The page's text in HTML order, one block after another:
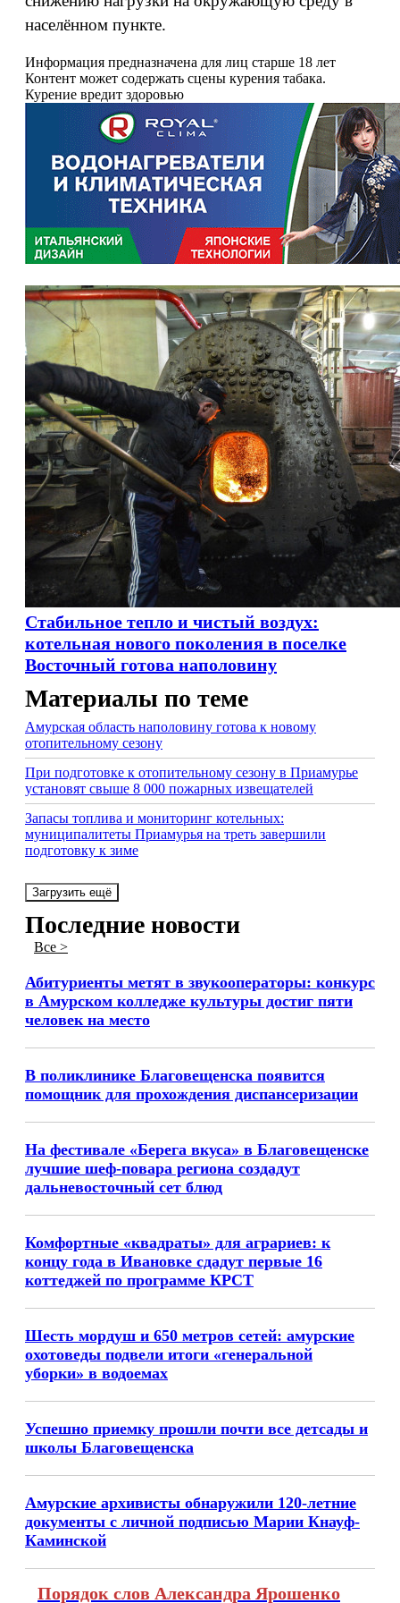
населённом пункте.
Информация предназначена для лиц старше 18 лет
Контент может содержать сцены курения табака.
Курение вредит здоровью
Стабильное тепло и чистый воздух:
котельная нового поколения в поселке
Восточный готова наполовину
Материалы по теме
Амурская область наполовину готова к новому
отопительному сезону
При подготовке к отопительному сезону в Приамурье
установят свыше 8 000 пожарных извещателей
Запасы топлива и мониторинг котельных:
муниципалитеты Приамурья на треть завершили
подготовку к зиме
Загрузить ещё
Последние новости
Все >
Абитуриенты метят в звукооператоры: конкурс
в Амурском колледже культуры достиг пяти
человек на место
В поликлинике Благовещенска появится
помощник для прохождения диспансеризации
На фестивале «Берега вкуса» в Благовещенске
лучшие шеф-повара региона создадут
дальневосточный сет блюд
Комфортные «квадраты» для аграриев: к
концу года в Ивановке сдадут первые 16
коттеджей по программе КРСТ
Шесть мордуш и 650 метров сетей: амурские
охотоведы подвели итоги «генеральной
уборки» в водоемах
Успешно приемку прошли почти все детсады и
школы Благовещенска
Амурские архивисты обнаружили 120-летние
документы с личной подписью Марии Кнауф-
Каминской
Порядок слов Александра Ярошенко